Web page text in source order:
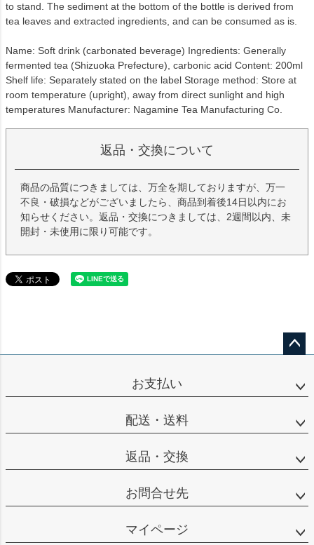
to stand. The sediment at the bottom of the bottle is derived from
tea leaves and extracted ingredients, and can be consumed as is.
Name: Soft drink (carbonated beverage) Ingredients: Generally
fermented tea (Shizuoka Prefecture), carbonic acid Content: 200ml
Shelf life: Separately stated on the label Storage method: Store at
room temperature (upright), away from direct sunlight and high
temperatures Manufacturer: Nagamine Tea Manufacturing Co.
返品・交換について
商品の品質につきましては、万全を期しておりますが、万一
不良・破損などがございましたら、商品到着後14日以内にお
知らせください。返品・交換につきましては、2週間以内、未
開封・未使用に限り可能です。
ップ
お支払い
配送・送料
返品・交換
お問合せ先
マイページ